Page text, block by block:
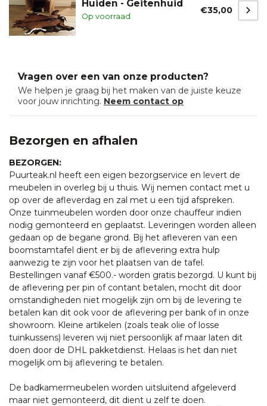
Huiden - Geitenhuid
Op voorraad
€35,00
Vragen over een van onze producten?
We helpen je graag bij het maken van de juiste keuze
voor jouw inrichting. Neem contact op
Bezorgen en afhalen
BEZORGEN:
Puurteak.nl heeft een eigen bezorgservice en levert de
meubelen in overleg bij u thuis. Wij nemen contact met u
op over de afleverdag en zal met u een tijd afspreken.
Onze tuinmeubelen worden door onze chauffeur indien
nodig gemonteerd en geplaatst. Leveringen worden alleen
gedaan op de begane grond. Bij het afleveren van een
boomstamtafel dient er bij de aflevering extra hulp
aanwezig te zijn voor het plaatsen van de tafel.
Bestellingen vanaf €500.- worden gratis bezorgd. U kunt bij
de aflevering per pin of contant betalen, mocht dit door
omstandigheden niet mogelijk zijn om bij de levering te
betalen kan dit ook voor de aflevering per bank of in onze
showroom. Kleine artikelen (zoals teak olie of losse
tuinkussens) leveren wij niet persoonlijk af maar laten dit
doen door de DHL pakketdienst. Helaas is het dan niet
mogelijk om bij aflevering te betalen.
De badkamermeubelen worden uitsluitend afgeleverd
maar niet gemonteerd, dit dient u zelf te doen.